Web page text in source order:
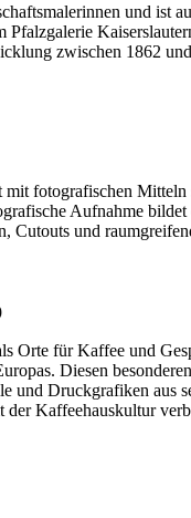
und
zwischen 1862
fotografischen
Aufnahme
Cutouts und
Orte für Kaffee und
Diesen
und Druckgrafiken aus
Kaffeehauskultur